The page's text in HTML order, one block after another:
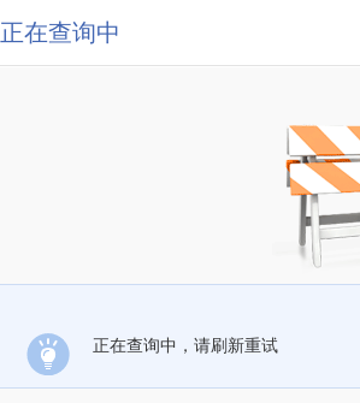
正在查询中
正在查询中，请刷新重试